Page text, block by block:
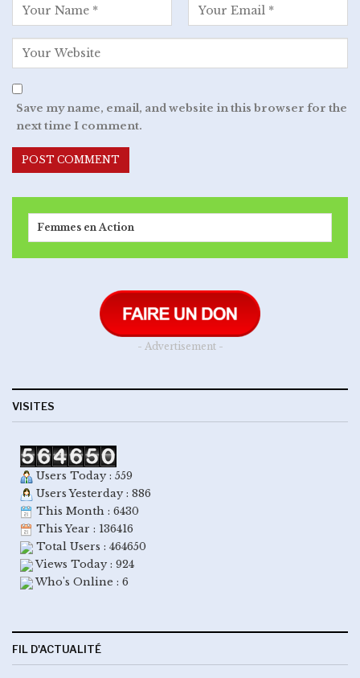
Save my name, email, and website in this browser for the
next time I comment.
Femmes en Action
- Advertisement -
VISITES
Users Today : 559
Users Yesterday : 886
This Month : 6430
This Year : 136416
Total Users : 464650
Views Today : 924
Who's Online : 6
FIL D'ACTUALITÉ